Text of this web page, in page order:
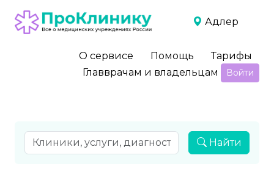
Адлер
О сервисе Помощь
Тарифы
Главврачам и владельцам
Войти
Найти